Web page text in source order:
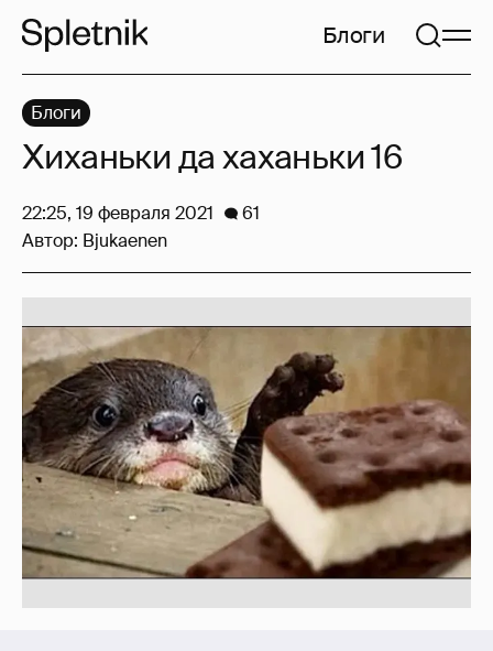
Блоги
Блоги
Хиханьки да хаханьки 16
22:25, 19 февраля 2021
61
Автор: Bjukaenen